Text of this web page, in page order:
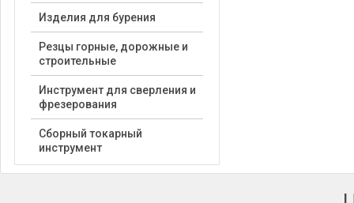
Изделия для бурения
Резцы горные, дорожные и
строительные
Инструмент для сверления и
фрезерования
Сборный токарный
инструмент